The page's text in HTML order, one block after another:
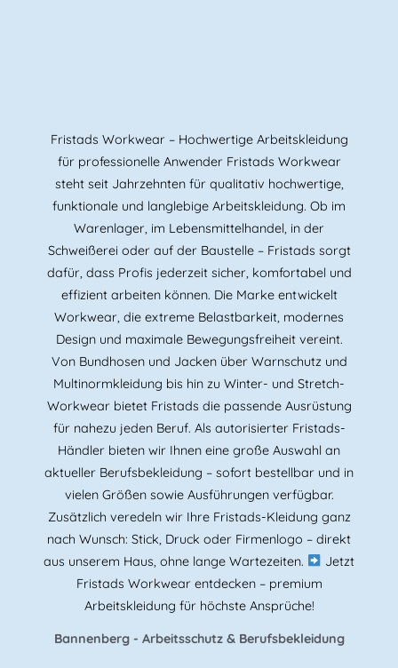
Fristads Workwear – Hochwertige Arbeitskleidung
für professionelle Anwender Fristads Workwear
steht seit Jahrzehnten für qualitativ hochwertige,
funktionale und langlebige Arbeitskleidung. Ob im
Warenlager, im Lebensmittelhandel, in der
Schweißerei oder auf der Baustelle – Fristads sorgt
dafür, dass Profis jederzeit sicher, komfortabel und
effizient arbeiten können. Die Marke entwickelt
Workwear, die extreme Belastbarkeit, modernes
Design und maximale Bewegungsfreiheit vereint.
Von Bundhosen und Jacken über Warnschutz und
Multinormkleidung bis hin zu Winter- und Stretch-
Workwear bietet Fristads die passende Ausrüstung
für nahezu jeden Beruf. Als autorisierter Fristads-
Händler bieten wir Ihnen eine große Auswahl an
aktueller Berufsbekleidung – sofort bestellbar und in
vielen Größen sowie Ausführungen verfügbar.
Zusätzlich veredeln wir Ihre Fristads-Kleidung ganz
nach Wunsch: Stick, Druck oder Firmenlogo – direkt
aus unserem Haus, ohne lange Wartezeiten.
Jetzt
Fristads Workwear entdecken – premium
Arbeitskleidung für höchste Ansprüche!
Bannenberg - Arbeitsschutz & Berufsbekleidung